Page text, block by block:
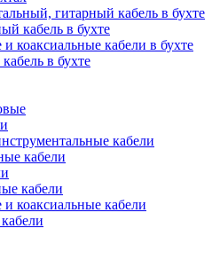
гитарный кабель в бухте
кабель в бухте
коаксиальные кабели в бухте
в бухте
кабели
кабели
кабели
коаксиальные кабели